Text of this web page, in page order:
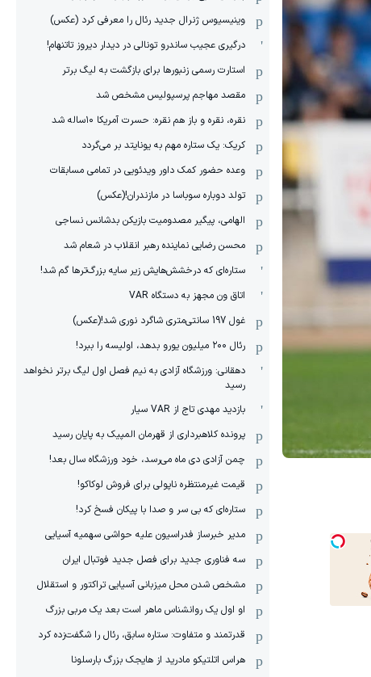
وینیسیوس ژنرال جدید رئال را معرفی کرد (عکس)
درگیری عجیب ساندرو تونالی در دیدار دیروز تاتنهام!
استارت رسمی زنبورها برای بازگشت به لیگ برتر
مقصد مهاجم پرسپولیس مشخص شد
نقره، نقره و باز هم نقره: حسرت آمریکا ۱۰‌ساله شد
کریک: یک ستاره مهم به یونایتد بر می‌گردد
وعده حضور کمک داور ویدئویی در تمامی مسابقات
تولد دوباره سوباسا در مازندران!(عکس)
الهامی، پیگیر مصدومیت بازیکن بدشانس نساجی
محسن رضایی نماینده رهبر انقلاب در شعام شد
ستاره‌ای که درخشش‌هایش زیر سایه بزرگ‌ترها گم شد!
اتاق ون مجهز به دستگاه VAR
غول 197 سانتی‌متری شاگرد نوری شد!(عکس)
رئال ۲۰۰ میلیون یورو بدهد، اولیسه را ببرد!
دهقانی: ورزشگاه آزادی به نیم فصل اول لیگ برتر نخواهد
رسید
بازدید مهدی تاج از VAR سیار
پرونده کلاهبرداری از قهرمان المپیک به پایان رسید
چمن آزادی دی ماه می‌رسد، خود ورزشگاه سال بعد!
قیمت غیرمنتظره ناپولی برای فروش لوکاکو!
ستاره‌ای که بی سر و صدا با پیکان فسخ کرد!
مدیر خبرساز فدراسیون علیه حواشی سهمیه آسیایی
سه فناوری جدید برای فصل جدید فوتبال ایران
مشخص شدن محل میزبانی آسیایی تراکتور و استقلال
او اول یک روانشناس ماهر است بعد یک مربی بزرگ
قدرتمند و متفاوت: ستاره سابق، رئال را شگفت‌زده کرد
هراس اتلتیکو مادرید از هایجک بزرگ بارسلونا